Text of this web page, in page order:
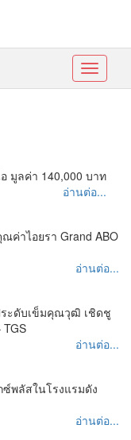
Toggle
มูลค่า 140,000 บาท
อ่านต่อ...
ค่าไอยรา Grand ABO
อ่านต่อ...
ระดับเข็มคุณวุฒิ เชิดชู
อ่านต่อ...
พลัสในโรงแรมดัง
อ่านต่อ...